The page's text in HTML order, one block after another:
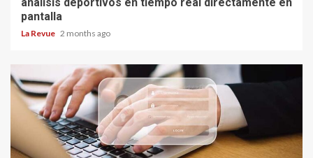
análisis deportivos en tiempo real directamente en
pantalla
La Revue 2 months ago